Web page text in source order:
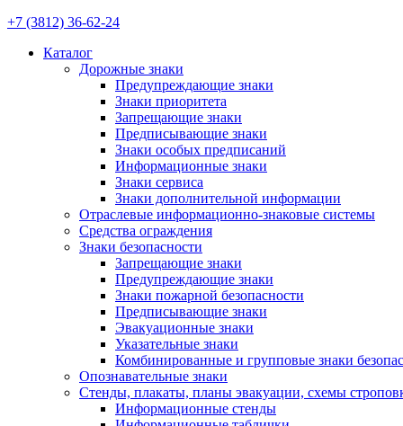
+7 (3812) 36-62-24
Каталог
Дорожные знаки
Предупреждающие знаки
Знаки приоритета
Запрещающие знаки
Предписывающие знаки
Знаки особых предписаний
Информационные знаки
Знаки сервиса
Знаки дополнительной информации
Отраслевые информационно-знаковые системы
Средства ограждения
Знаки безопасности
Запрещающие знаки
Предупреждающие знаки
Знаки пожарной безопасности
Предписывающие знаки
Эвакуационные знаки
Указательные знаки
Комбинированные и групповые знаки
Опознавательные знаки
Стенды, плакаты, планы эвакуации, схемы
Информационные стенды